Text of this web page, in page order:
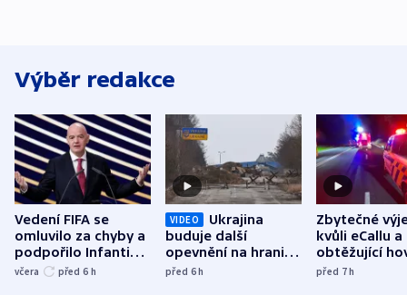
Výběr redakce
Vedení FIFA se
omluvilo za chyby a
podpořilo Infantina.
UEFA trvá na
včera před 6 h
VIDEO
Ukrajina
buduje další
opevnění na hranici
s Běloruskem
před 6h
Zbytečné
kvůli eCallu a
obtěžující
zdržují
před 7h